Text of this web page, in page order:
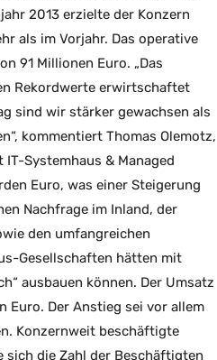
2013 erzielte der Konzern
als im Vorjahr. Das operative
91 Millionen Euro. „Das
Rekordwerte erwirtschaftet
sind wir stärker gewachsen als
kommentiert Thomas Olemotz,
Systemhaus & Managed
Euro, was einer Steigerung
Nachfrage im Inland, der
den umfangreichen
Gesellschaften hätten mit
ausbauen können. Der Umsatz
Euro. Der Anstieg sei vor allem
Konzernweit beschäftigte
sich die Zahl der Beschäftigten